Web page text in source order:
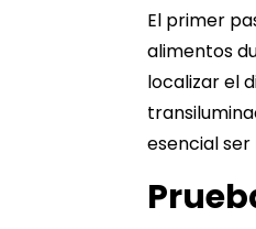
El primer
alimentos
localizar el
esencial